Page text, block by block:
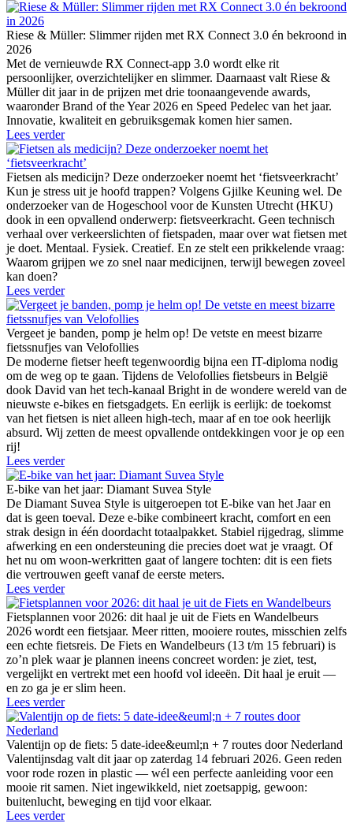
Riese & Müller: Slimmer rijden met RX Connect 3.0 én bekroond in
2026
Met de vernieuwde RX Connect-app 3.0 wordt elke rit
persoonlijker, overzichtelijker en slimmer. Daarnaast valt Riese &
Müller dit jaar in de prijzen met drie toonaangevende awards,
waaronder Brand of the Year 2026 en Speed Pedelec van het jaar.
Innovatie, kwaliteit en gebruiksgemak komen hier samen.
Lees verder
Fietsen als medicijn? Deze onderzoeker noemt het ‘fietsveerkracht’
Kun je stress uit je hoofd trappen? Volgens Gjilke Keuning wel. De
onderzoeker van de Hogeschool voor de Kunsten Utrecht (HKU)
dook in een opvallend onderwerp: fietsveerkracht. Geen technisch
verhaal over verkeerslichten of fietspaden, maar over wat fietsen met
je doet. Mentaal. Fysiek. Creatief. En ze stelt een prikkelende vraag:
Waarom grijpen we zo snel naar medicijnen, terwijl bewegen zoveel
kan doen?
Lees verder
Vergeet je banden, pomp je helm op! De vetste en meest bizarre
fietssnufjes van Velofollies
De moderne fietser heeft tegenwoordig bijna een IT-diploma nodig
om de weg op te gaan. Tijdens de Velofollies fietsbeurs in België
dook David van het tech-kanaal Bright in de wondere wereld van de
nieuwste e-bikes en fietsgadgets. En eerlijk is eerlijk: de toekomst
van het fietsen is niet alleen high-tech, maar af en toe ook heerlijk
absurd. Wij zetten de meest opvallende ontdekkingen voor je op een
rij!
Lees verder
E-bike van het jaar: Diamant Suvea Style
De Diamant Suvea Style is uitgeroepen tot E-bike van het Jaar en
dat is geen toeval. Deze e-bike combineert kracht, comfort en een
strak design in één doordacht totaalpakket. Stabiel rijgedrag, slimme
afwerking en een ondersteuning die precies doet wat je vraagt. Of
het nu om woon-werkritten gaat of langere tochten: dit is een fiets
die vertrouwen geeft vanaf de eerste meters.
Lees verder
Fietsplannen voor 2026: dit haal je uit de Fiets en Wandelbeurs
2026 wordt een fietsjaar. Meer ritten, mooiere routes, misschien zelfs
een echte fietsreis. De Fiets en Wandelbeurs (13 t/m 15 februari) is
zo’n plek waar je plannen ineens concreet worden: je ziet, test,
vergelijkt en vertrekt met een hoofd vol ideeën. Dit haal je eruit —
en zo ga je er slim heen.
Lees verder
Valentijn op de fiets: 5 date-idee&euml;n + 7 routes door Nederland
Valentijnsdag valt dit jaar op zaterdag 14 februari 2026. Geen reden
voor rode rozen in plastic — wél een perfecte aanleiding voor een
mooie rit samen. Niet ingewikkeld, niet zoetsappig, gewoon:
buitenlucht, beweging en tijd voor elkaar.
Lees verder